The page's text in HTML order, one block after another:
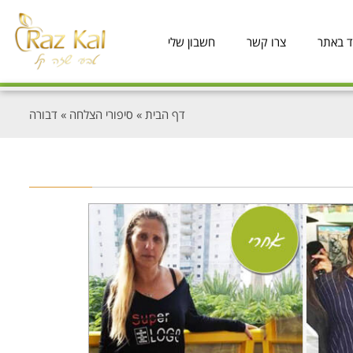
באתר צרו קשר חשבון שלי
דף הבית » סיפורי הצלחה » דבורה